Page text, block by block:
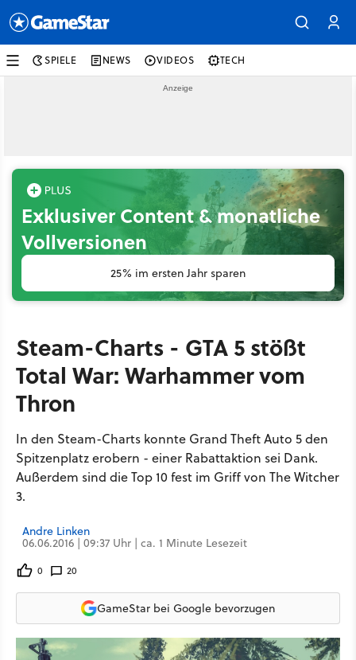
SPIELE NEWS VIDEOS TECH
Exklusiver Content & monatliche
Vollversionen
25% im ersten Jahr sparen
Steam-Charts - GTA 5 stößt
Total War: Warhammer vom
Thron
In den Steam-Charts konnte Grand Theft Auto 5 den
Spitzenplatz erobern - einer Rabattaktion sei Dank.
Außerdem sind die Top 10 fest im Griff von The Witcher
3.
Andre Linken
06.06.2016 | 09:37 Uhr | ca. 1 Minute Lesezeit
0 20
GameStar bei Google bevorzugen